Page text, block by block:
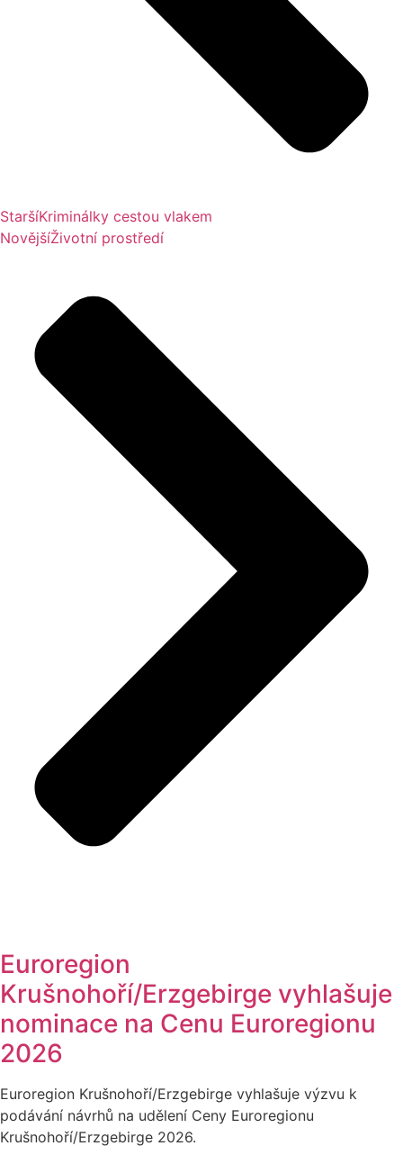
StaršíKriminálky cestou vlakem
NovějšíŽivotní prostředí
Euroregion
Krušnohoří/Erzgebirge vyhlašuje
nominace na Cenu Euroregionu
2026
Euroregion Krušnohoří/Erzgebirge vyhlašuje výzvu k
podávání návrhů na udělení Ceny Euroregionu
Krušnohoří/Erzgebirge 2026.